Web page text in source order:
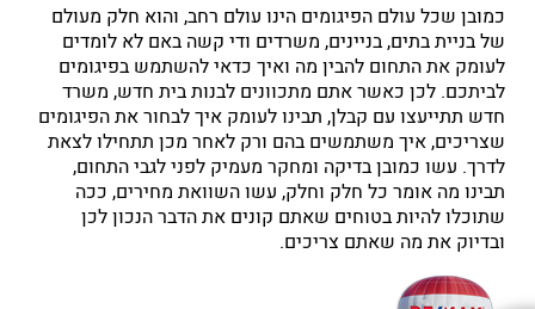
כמובן שכל עולם הפיגומים הינו עולם רחב, והוא חלק מעולם
של בניית בתים, בניינים, משרדים ודי קשה באם לא לומדים
לעומק את התחום להבין מה ואיך כדאי להשתמש בפיגומים
לביתכם. לכן כאשר אתם מתכוונים לבנות בית חדש, משרד
חדש תתייעצו עם קבלן, תבינו לעומק איך לבחור את הפיגומים
שצריכים, איך משתמשים בהם ורק לאחר מכן תתחילו לצאת
לדרך. עשו כמובן בדיקה ומחקר מעמיק לפני לגבי התחום,
תבינו מה אומר כל חלק וחלק, עשו השוואת מחירים, ככה
שתוכלו להיות בטוחים שאתם קונים את הדבר הנכון לכן
ובדיוק את מה שאתם צריכים.